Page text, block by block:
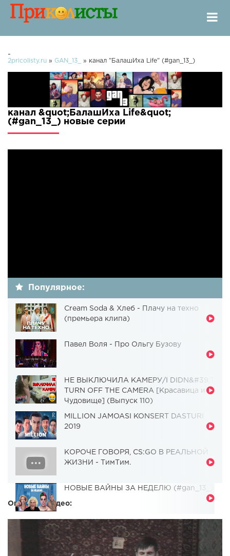
-
2pricolisty.ru » GAN_13_ » канал "БалашИха Life" (#gan_13_)
канал &quot;БалашИха Life&quot;
(#gan_13_) новые серии
Популярное:
Cream Soda & Хлеб - Плачу на техно
(премьера клипа)
Павел Воля - Про Ольгу Бузову
НЕ ВЫКЛЮЧИЛА КАМЕРУ/I DIDN&#39;T
TURN OFF THE CAMERA [Красавица и
Чудовище] (Выпуск 110)
MILLION JAMOASI KONSERT DASTURI
2019
КОРОЧЕ ГОВОРЯ, CS:GO В РЕАЛЬНОЙ
ЖИЗНИ - ТимТим.
НОВЫЕ ВАЙНЫ ЗА НЕДЕЛЮ (#gan_13_)
Описание видео: